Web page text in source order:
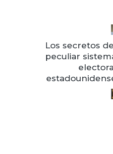
Los secretos
peculiar